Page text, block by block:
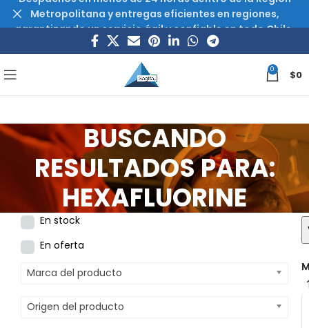
0 $0
BUSCANDO
RESULTADOS PARA:
HEXAFLUORINE
En stock
En oferta
Marca del producto
Origen del producto
Metropolitana y entregas eficientes en regiones,
garantizando un servicio ágil y confiable en todo Chile.